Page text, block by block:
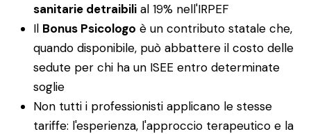
sanitarie detraibili al 19% nell'IRPEF
Il Bonus Psicologo è un contributo statale che,
quando disponibile, può abbattere il costo delle
sedute per chi ha un ISEE entro determinate
soglie
Non tutti i professionisti applicano le stesse
tariffe: l'esperienza, l'approccio terapeutico e la